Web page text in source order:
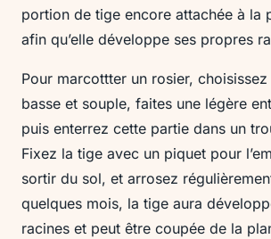
portion de tige encore attachée à la
afin qu’elle développe ses propres
Pour marcottter un rosier,
basse et souple, faites une légère
puis enterrez cette partie dans un
Fixez la tige avec un piquet pour
sortir du sol, et arrosez
quelques mois, la tige aura
racines et peut être coupée de la